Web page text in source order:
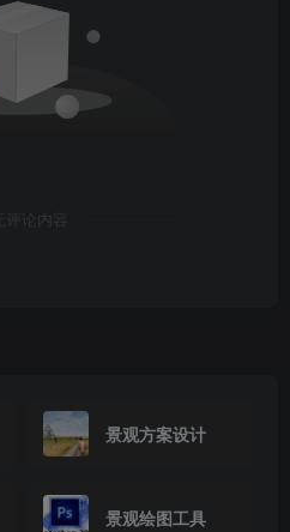
评论内容
景观方案设计
景观绘图工具